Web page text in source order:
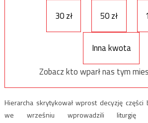
30 zł 50 zł
Inna kwota
Zobacz kto wparł nas tym
Hierarcha skrytykował wprost decyzję
we wrześniu wprowadzili liturgię